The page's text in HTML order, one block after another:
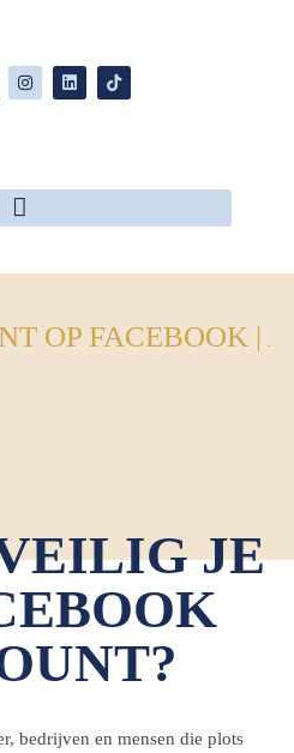
OP FACEBOOK |
JE
bedrijven en mensen die plots